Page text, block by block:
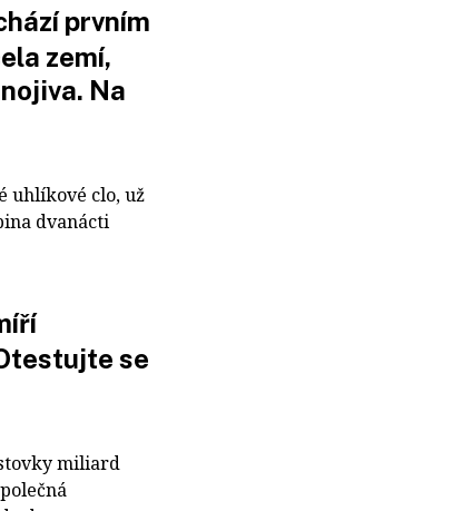
prvním
zemí,
Na
uhlíkové clo, už
dvanácti
se
miliard